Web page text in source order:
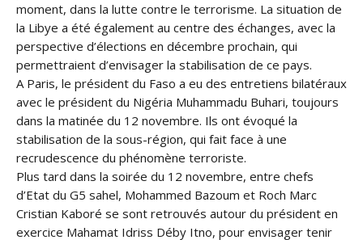
moment, dans la lutte contre le terrorisme. La situation de
la Libye a été également au centre des échanges, avec la
perspective d’élections en décembre prochain, qui
permettraient d’envisager la stabilisation de ce pays.
A Paris, le président du Faso a eu des entretiens bilatéraux
avec le président du Nigéria Muhammadu Buhari, toujours
dans la matinée du 12 novembre. Ils ont évoqué la
stabilisation de la sous-région, qui fait face à une
recrudescence du phénomène terroriste.
Plus tard dans la soirée du 12 novembre, entre chefs
d’Etat du G5 sahel, Mohammed Bazoum et Roch Marc
Cristian Kaboré se sont retrouvés autour du président en
exercice Mahamat Idriss Déby Itno, pour envisager tenir